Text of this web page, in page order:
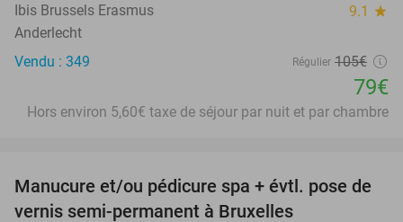
Ibis Brussels Erasmus 9.1 star
Anderlecht
Vendu : 349
Régulier 105€
79€
Hors environ 5,60€ taxe de séjour par nuit et par chambre
51%
Manucure et/ou pédicure spa + évtl. pose de
vernis semi-permanent à Bruxelles